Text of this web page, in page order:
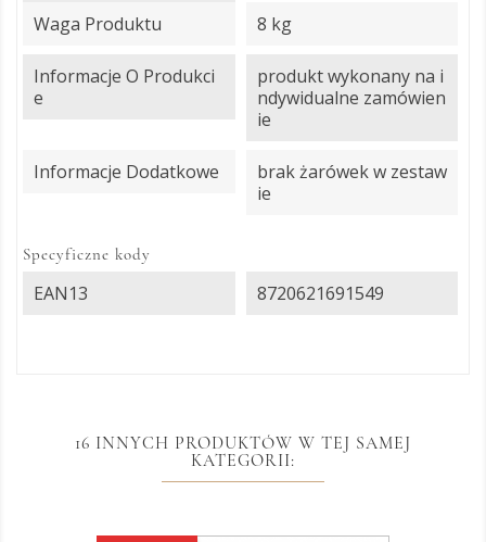
Waga Produktu 8 kg
Informacje O Produkci
E
produkt wykonany na i
ndywidualne zamówien
ie
Informacje Dodatkowe
brak żarówek w zestaw
ie
Specyficzne kody
EAN13 8720621691549
16 INNYCH PRODUKTÓW W TEJ SAMEJ
KATEGORII: